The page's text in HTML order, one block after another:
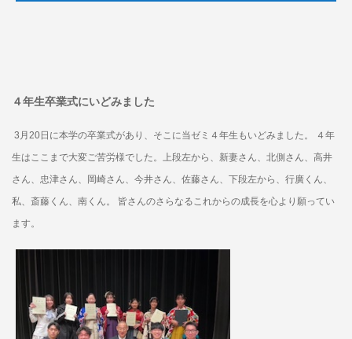
４年生卒業式にいどみました
3月20日に本学の卒業式があり、そこに当ゼミ４年生もいどみました。 ４年
生はここまで大変ご苦労様でした。上段左から、新妻さん、北側さん、高井
さん、忠津さん、岡崎さん、今井さん、佐藤さん、下段左から、行廣くん、
私、斎藤くん、南くん。 皆さんのさらなるこれからの成長を心より願ってい
ます。